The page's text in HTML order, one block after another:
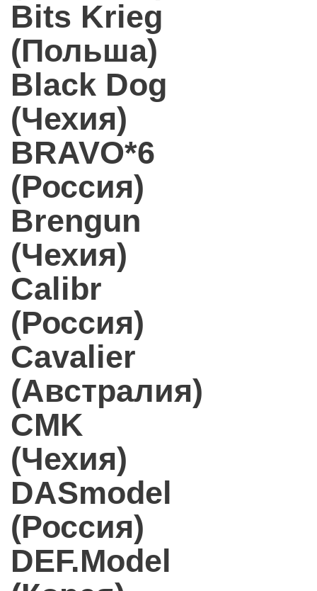
Bits Krieg
(Польша)
Black Dog
(Чехия)
BRAVO*6
(Россия)
Brengun
(Чехия)
Calibr
(Россия)
Cavalier
(Австралия)
CMK
(Чехия)
DASmodel
(Россия)
DEF.Model